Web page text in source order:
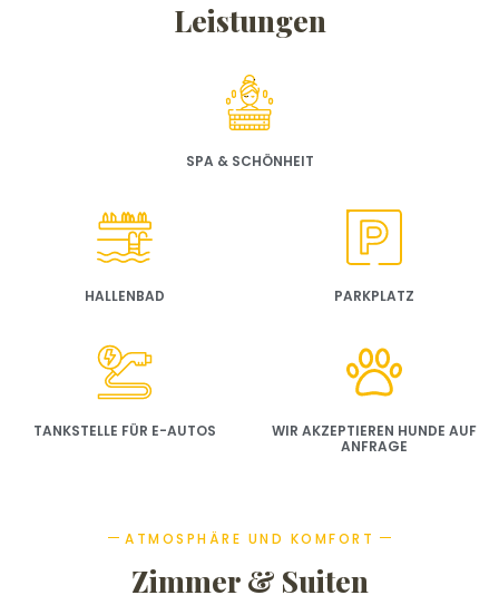
Leistungen
SPA & SCHÖNHEIT
HALLENBAD PARKPLATZ
TANKSTELLE FÜR E-AUTOS
WIR AKZEPTIEREN HUNDE AUF
ANFRAGE
ATMOSPHÄRE UND KOMFORT
Zimmer & Suiten